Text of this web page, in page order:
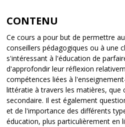
CONTENU
Ce cours a pour but de permettre
conseillers pédagogiques ou à une
s'intéressant à l'éducation de
d'approfondir leur réflexion
compétences liées à
littératie à travers les matières, que
secondaire. Il est également
et de l'importance des différents
éducation, plus particulièrement en